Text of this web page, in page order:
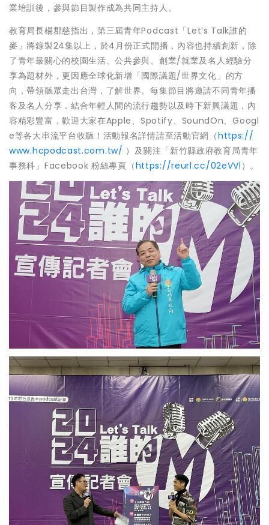
業培訓後，參與節目製作成為共同主持人。
教育局長楊郡慈指出，第三屆青年Podcast「Let’s Talk誰的
麥」將錄製24集以上，於4月份正式開播，內容也持續創新，除
了青年最關心的校園生活、公共參與、創業/就業及名人經驗分
享為題材外，更因應全球化新增「國際議題/世界文化」的方
向，帶領聽眾走出台灣，了解世界。每集節目將邀請不同青年播
客及名人分享，結合年輕人間的流行趨勢以及時下新興議題，內
容精彩豐富，歡迎大家在Apple、Spotify、SoundOn、Googl
e等各大串流平台收聽！活動報名詳情請至活動官網（https://
www.hcpodcast.com.tw/ ）及關注「新竹縣政府教育局青年
事務科」Facebook 粉絲專頁（https://reurl.cc/02eVVl ）。